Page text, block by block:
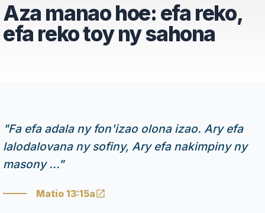
Aza manao hoe: efa reko,
efa reko toy ny sahona
"Fa efa adala ny fon'izao olona izao. Ary efa
lalodalovana ny sofiny, Ary efa nakimpiny ny
masony ..."
Matio 13:15a